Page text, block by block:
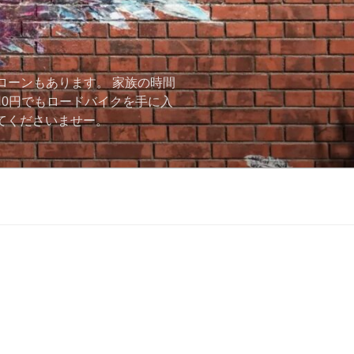
ーンもあります。 家族の時間
円でもロードバイクを手に入
くださいませー。